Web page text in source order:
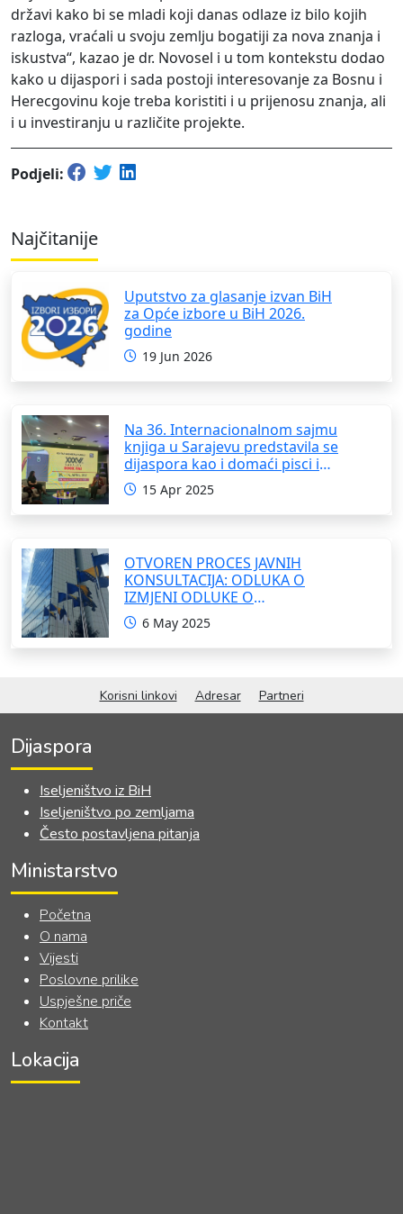
državi kako bi se mladi koji danas odlaze iz bilo kojih
razloga, vraćali u svoju zemlju bogatiji za nova znanja i
iskustva“, kazao je dr. Novosel i u tom kontekstu dodao
kako u dijaspori i sada postoji interesovanje za Bosnu i
Herecgovinu koje treba koristiti i u prijenosu znanja, ali
i u investiranju u različite projekte.
Podjeli:
Najčitanije
Uputstvo za glasanje izvan BiH
za Opće izbore u BiH 2026.
godine
19 Jun 2026
Na 36. Internacionalnom sajmu
knjiga u Sarajevu predstavila se
dijaspora kao i domaći pisci i
umjetnici
15 Apr 2025
OTVOREN PROCES JAVNIH
KONSULTACIJA: ODLUKA O
IZMJENI ODLUKE O
FORMIRANJU INTERRESORNE
RADNE GRUPE ZA IZRADU
OKVIRNOG ZAKONA O
HERCEGOVINE
6 May 2025
Korisni linkovi Adresar Partneri
Dijaspora
Iseljeništvo iz BiH
Iseljeništvo po zemljama
Često postavljena pitanja
Ministarstvo
Početna
O nama
Vijesti
Poslovne prilike
Uspješne priče
Kontakt
Lokacija